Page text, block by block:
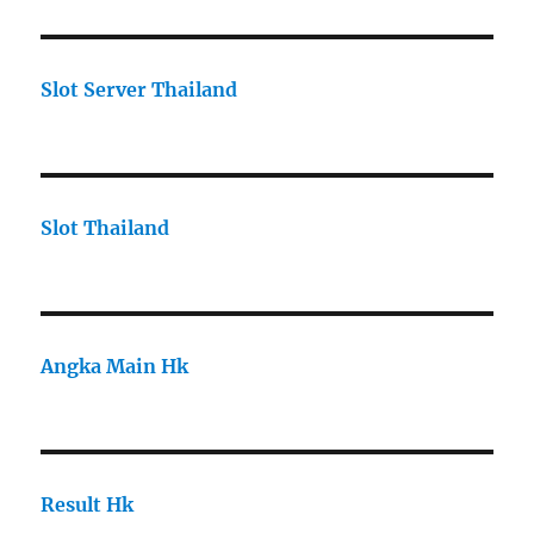
Slot Server Thailand
Slot Thailand
Angka Main Hk
Result Hk